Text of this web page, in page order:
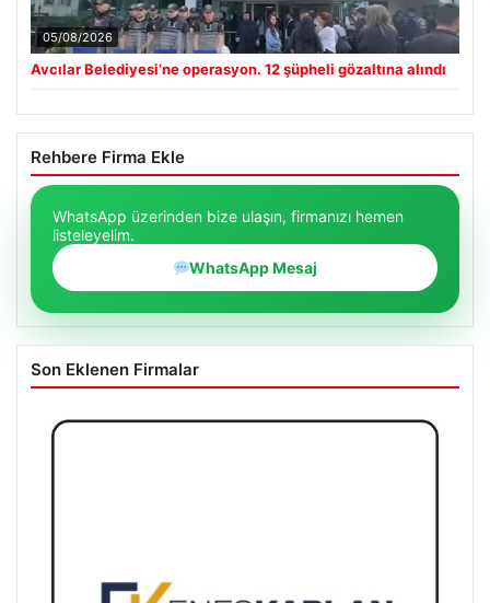
05/08/2026
Avcılar Belediyesi’ne operasyon. 12 şüpheli gözaltına alındı
Rehbere Firma Ekle
WhatsApp üzerinden bize ulaşın, firmanızı hemen
listeleyelim.
WhatsApp Mesaj
Son Eklenen Firmalar